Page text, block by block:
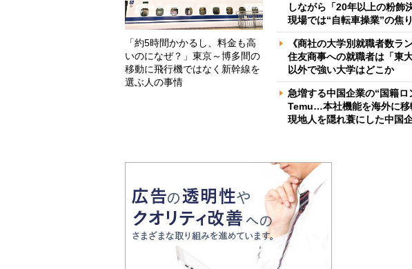
「約5時間かかるし、料金も高
いのになぜ？」東京～博多間の
移動に飛行機ではなく新幹線を
選ぶ人の事情
しながら「20年以上の粉
現場では“自転車操業”の焦
《商社の大学別就職者数ラ
住友商事への就職者は「東
以外で強い大学はどこか
急増する中国企業の“国籍
Temu…本社機能を海外に
現地人を隠れ蓑にした中国